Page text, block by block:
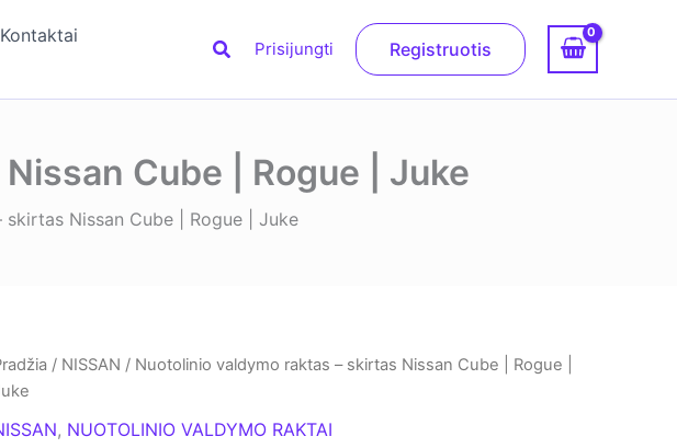
Kontaktai
PaieškaPrisijungti Registruotis
Cube | Rogue | Juke
Nissan Cube | Rogue | Juke
/ NISSAN / Nuotolinio valdymo raktas – skirtas Nissan Cube | Rogue |
, NUOTOLINIO VALDYMO RAKTAI